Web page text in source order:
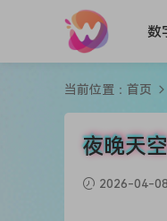
数
当前位置： 首页
夜晚天
2026-04-08